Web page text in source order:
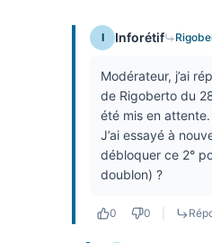
I Inforétif
Modérateur, j’ai
de Rigoberto du
été mis en attente.
J’ai essayé à
débloquer ce 2°
doublon) ?
0 0